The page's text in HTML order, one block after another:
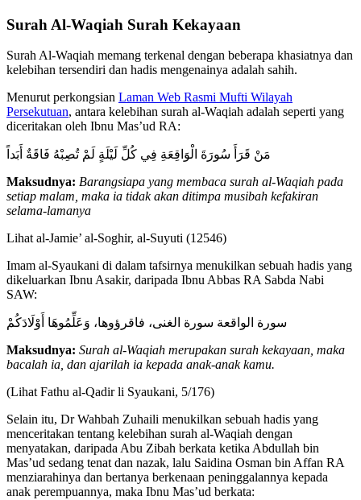
Surah Al-Waqiah Surah Kekayaan
Surah Al-Waqiah memang terkenal dengan beberapa khasiatnya dan
kelebihan tersendiri dan hadis mengenainya adalah sahih.
Menurut perkongsian Laman Web Rasmi Mufti Wilayah
Persekutuan, antara kelebihan surah al-Waqiah adalah seperti yang
diceritakan oleh Ibnu Mas’ud RA:
مَنْ قَرَأَ سُورَةَ الْوَاقِعَةِ فِي كُلِّ لَيْلَةٍ لَمْ تُصِبْهُ فَاقَةٌ أَبَداً
Maksudnya: Barangsiapa yang membaca surah al-Waqiah pada
setiap malam, maka ia tidak akan ditimpa musibah kefakiran
selama-lamanya
Lihat al-Jamie’ al-Soghir, al-Suyuti (12546)
Imam al-Syaukani di dalam tafsirnya menukilkan sebuah hadis yang
dikeluarkan Ibnu Asakir, daripada Ibnu Abbas RA Sabda Nabi
SAW:
سورة الواقعة سورة الغنى، فاقرؤوها، وَعَلِّمُوهَا أَوْلَادَكُمْ
Maksudnya: Surah al-Waqiah merupakan surah kekayaan, maka
bacalah ia, dan ajarilah ia kepada anak-anak kamu.
(Lihat Fathu al-Qadir li Syaukani, 5/176)
Selain itu, Dr Wahbah Zuhaili menukilkan sebuah hadis yang
menceritakan tentang kelebihan surah al-Waqiah dengan
menyatakan, daripada Abu Zibah berkata ketika Abdullah bin
Mas’ud sedang tenat dan nazak, lalu Saidina Osman bin Affan RA
menziarahinya dan bertanya berkenaan peninggalannya kepada
anak perempuannya, maka Ibnu Mas’ud berkata: